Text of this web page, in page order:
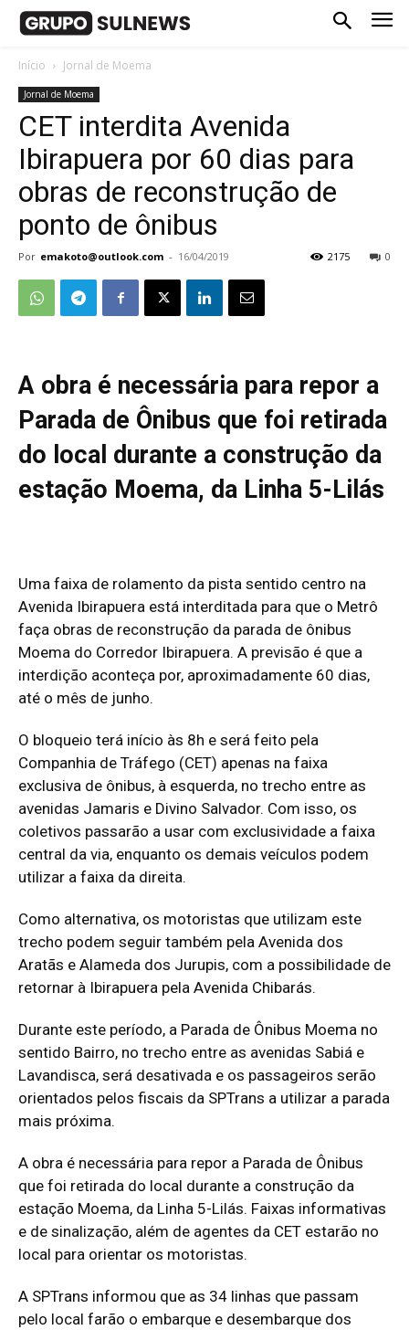
Início Jornal de Moema
Jornal de Moema
CET interdita Avenida
Ibirapuera por 60 dias para
obras de reconstrução de
ponto de ônibus
Por emakoto@outlook.com - 16/04/2019 0
2175
A obra é necessária para repor a
Parada de Ônibus que foi retirada
do local durante a construção da
estação Moema, da Linha 5-Lilás
Uma faixa de rolamento da pista sentido centro na
Avenida Ibirapuera está interditada para que o Metrô
faça obras de reconstrução da parada de ônibus
Moema do Corredor Ibirapuera. A previsão é que a
interdição aconteça por, aproximadamente 60 dias,
até o mês de junho.
O bloqueio terá início às 8h e será feito pela
Companhia de Tráfego (CET) apenas na faixa
exclusiva de ônibus, à esquerda, no trecho entre as
avenidas Jamaris e Divino Salvador. Com isso, os
coletivos passarão a usar com exclusividade a faixa
central da via, enquanto os demais veículos podem
utilizar a faixa da direita.
Como alternativa, os motoristas que utilizam este
trecho podem seguir também pela Avenida dos
Aratãs e Alameda dos Jurupis, com a possibilidade de
retornar à Ibirapuera pela Avenida Chibarás.
Durante este período, a Parada de Ônibus Moema no
sentido Bairro, no trecho entre as avenidas Sabiá e
Lavandisca, será desativada e os passageiros serão
orientados pelos fiscais da SPTrans a utilizar a parada
mais próxima.
A obra é necessária para repor a Parada de Ônibus
que foi retirada do local durante a construção da
estação Moema, da Linha 5-Lilás. Faixas informativas
e de sinalização, além de agentes da CET estarão no
local para orientar os motoristas.
A SPTrans informou que as 34 linhas que passam
pelo local farão o embarque e desembarque dos